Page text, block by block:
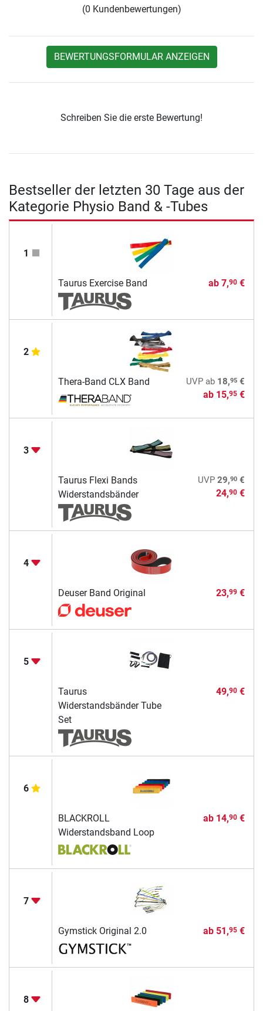
(0 Kundenbewertungen)
BEWERTUNGSFORMULAR ANZEIGEN
Schreiben Sie die erste Bewertung!
Bestseller der letzten 30 Tage aus der
Kategorie Physio Band & -Tubes
1
Taurus Exercise Band ab 7,90€
2
Thera-Band CLX Band UVPab 18,95€
ab 15,95€
3
Taurus Flexi Bands
Widerstandsbänder
UVP 29,90€
24,90€
4
Deuser Band Original 23,99€
5
Taurus
Widerstandsbänder Tube
Set
49,90€
6
BLACKROLL
Widerstandsband Loop
ab 14,90€
7
Gymstick Original 2.0 ab 51,95€
8